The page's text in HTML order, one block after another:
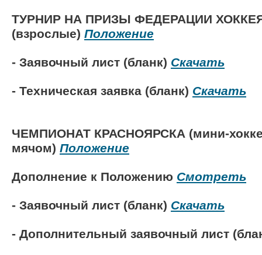
ТУРНИР НА ПРИЗЫ ФЕДЕРАЦИИ
(взрослые) Положение
- Заявочный лист (бланк) Скачать
- Техническая заявка (бланк) Скачать
ЧЕМПИОНАТ КРАСНОЯРСКА (мини-
мячом) Положение
Дополнение к Положению Смотреть
- Заявочный лист (бланк) Скачать
- Дополнительный заявочный лист